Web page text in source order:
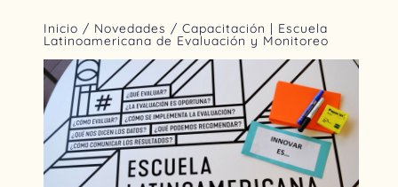
Inicio / Novedades / Capacitación | Escuela
Latinoamericana de Evaluación y Monitoreo